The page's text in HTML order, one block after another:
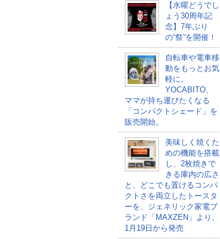
【水曜どうでし
ょう30周年記
念】7年ぶり
の“祭”を開催！
自転車や電車移
動をもっとお気
軽に。
YOCABITO、
ママが持ち運びたくなる
「コンパクトシェード」を
販売開始。
美味しく焼くた
めの機能を搭載
し、2枚焼きで
きる庫内の広さ
と、どこでも置けるコンパ
クトさを両立したトースタ
ーを、ジェネリック家電ブ
ランド「MAXZEN」より、
1月19日から発売